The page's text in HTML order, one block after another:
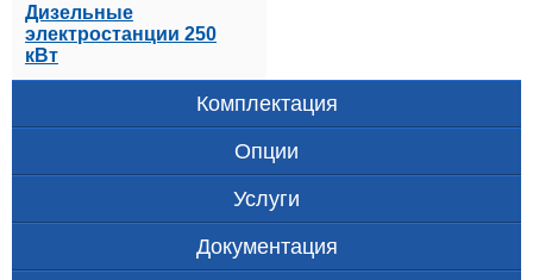
Дизельные
электростанции 250
кВт
Комплектация
Опции
Услуги
Документация